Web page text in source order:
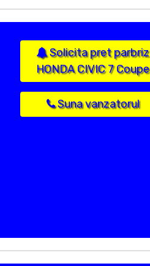
Solicita pret parbriz
HONDA CIVIC 7 Coupe
Suna vanzatorul